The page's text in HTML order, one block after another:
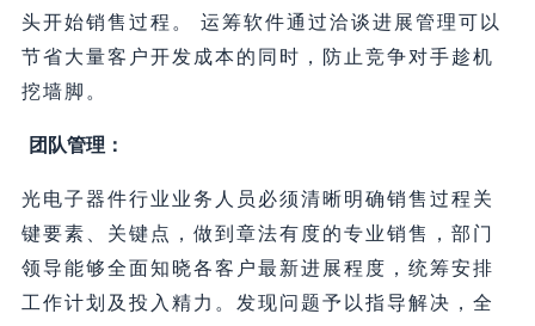
头开始销售过程。 运筹软件通过洽谈进展管理可以
节省大量客户开发成本的同时，防止竞争对手趁机
挖墙脚。
团队管理：
光电子器件行业业务人员必须清晰明确销售过程关
键要素、关键点，做到章法有度的专业销售，部门
领导能够全面知晓各客户最新进展程度，统筹安排
工作计划及投入精力。发现问题予以指导解决，全